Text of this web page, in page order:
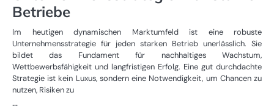
Betriebe
Im heutigen dynamischen Marktumfeld ist eine robuste
Unternehmensstrategie für jeden starken Betrieb unerlässlich. Sie
bildet das Fundament für nachhaltiges Wachstum,
Wettbewerbsfähigkeit und langfristigen Erfolg. Eine gut durchdachte
Strategie ist kein Luxus, sondern eine Notwendigkeit, um Chancen zu
nutzen, Risiken zu
…